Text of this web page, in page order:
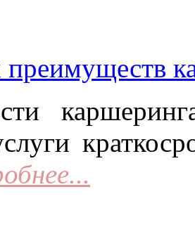
преимуществ